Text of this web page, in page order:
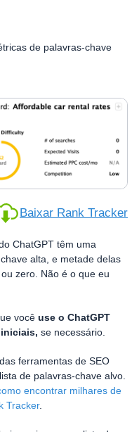
de palavras-chave
Baixar Rank Tracker
ChatGPT têm uma
alta, e metade delas
zero. Não é o que eu
você use o ChatGPT
se necessário.
ferramentas de SEO
de palavras-chave alvo.
encontrar milhares de
Tracker.